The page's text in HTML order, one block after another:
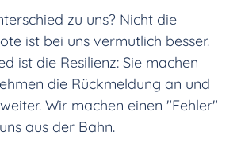
zu uns? Nicht die
ist bei uns vermutlich besser.
ist die Resilienz: Sie machen
die Rückmeldung an und
Wir machen einen "Fehler"
aus der Bahn.